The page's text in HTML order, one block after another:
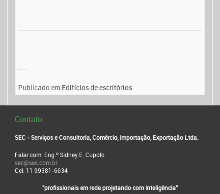
Publicado em Edifícios de escritórios
Contato
SEC - Serviços e Consultoria, Comércio, Importação, Exportação Ltda.
Falar com: Eng.º Sidney E. Cupolo
sec@sec.com.br
Cel: 11 99381-6634
"profissionais em rede projetando com inteligência"